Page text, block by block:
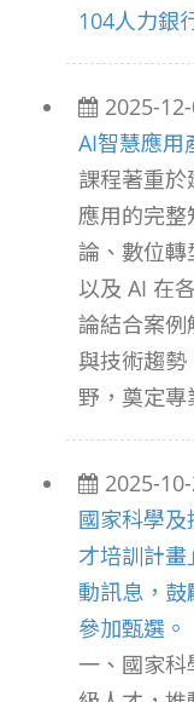
104人力銀
2025-
AI智慧應用
課程著重
應用的完整
論、數位轉
以及 AI 在
論結合案例
與技術趨
野，奠定專
2025-
國家科學
才培訓計
動訊息，鼓
參加甄選。
一、國家科